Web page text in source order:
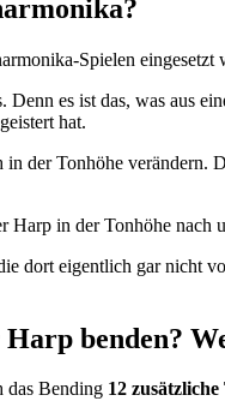
Spielen
es ist das, was aus
hat.
der Tonhöhe
in der Tonhöhe nach
dort eigentlich gar nicht
benden?
das Bending 12 zusätzliche